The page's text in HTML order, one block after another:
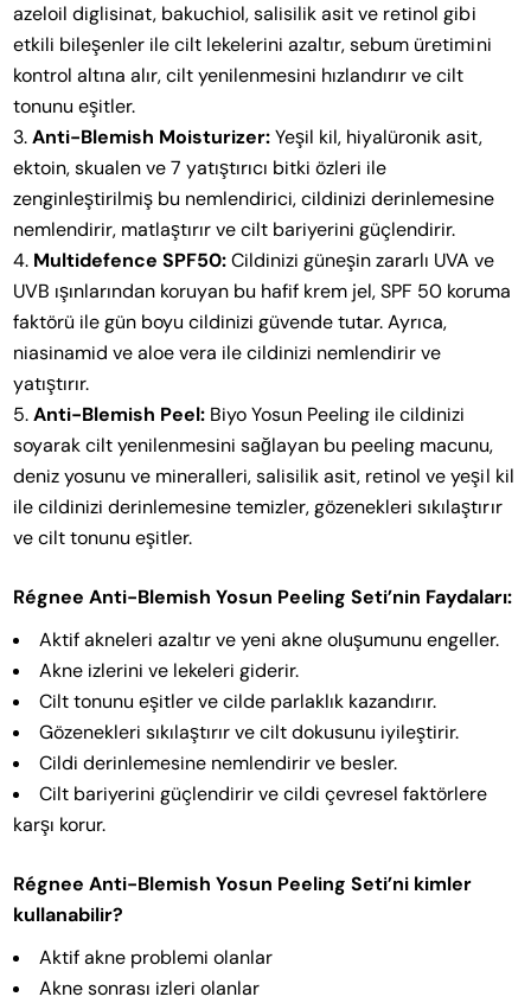
azeloil diglisinat, bakuchiol, salisilik asit ve retinol gibi
etkili bileşenler ile cilt lekelerini azaltır, sebum üretimini
kontrol altına alır, cilt yenilenmesini hızlandırır ve cilt
tonunu eşitler.
Anti-Blemish Moisturizer:Yeşil kil, hiyalüronik asit,
ektoin, skualen ve 7 yatıştırıcı bitki özleri ile
zenginleştirilmiş bu nemlendirici, cildinizi derinlemesine
nemlendirir, matlaştırır ve cilt bariyerini güçlendirir.
Multidefence SPF50:Cildinizi güneşin zararlı UVA ve
UVB ışınlarından koruyan bu hafif krem jel, SPF 50 koruma
faktörü ile gün boyu cildinizi güvende tutar. Ayrıca,
niasinamid ve aloe vera ile cildinizi nemlendirir ve
yatıştırır.
Anti-Blemish Peel: Biyo Yosun Peeling ile cildinizi
soyarak cilt yenilenmesini sağlayan bu peeling macunu,
deniz yosunu ve mineralleri, salisilik asit, retinol ve yeşil kil
ile cildinizi derinlemesine temizler, gözenekleri sıkılaştırır
ve cilt tonunu eşitler.
Régnee Anti-Blemish Yosun Peeling Seti’nin Faydaları:
Aktif akneleri azaltır ve yeni akne oluşumunu engeller.
Akne izlerini ve lekeleri giderir.
Cilt tonunu eşitler ve cilde parlaklık kazandırır.
Gözenekleri sıkılaştırır ve cilt dokusunu iyileştirir.
Cildi derinlemesine nemlendirir ve besler.
Cilt bariyerini güçlendirir ve cildi çevresel faktörlere
karşı korur.
Régnee Anti-Blemish Yosun Peeling Seti’ni kimler
kullanabilir?
Aktif akne problemi olanlar
Akne sonrası izleri olanlar